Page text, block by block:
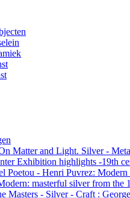
Matter and Light. Silver -
Exhibition highlights -19th
Poetou - Henri Puvrez:
masterful silver from the
Masters - Silver - Craft :